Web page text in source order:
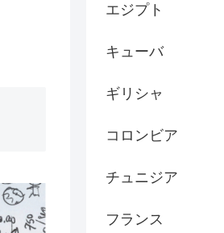
エジプト
キューバ
ギリシャ
コロンビア
チュニジア
フランス